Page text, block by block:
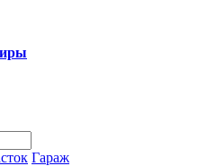
Гараж